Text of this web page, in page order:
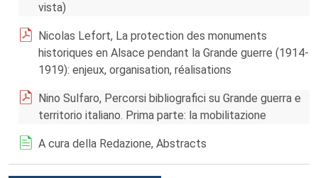
vista)
Nicolas Lefort, La protection des monuments
historiques en Alsace pendant la Grande guerre (1914-
1919): enjeux, organisation, réalisations
Nino Sulfaro, Percorsi bibliografici su Grande guerra e
territorio italiano. Prima parte: la mobilitazione
A cura della Redazione, Abstracts